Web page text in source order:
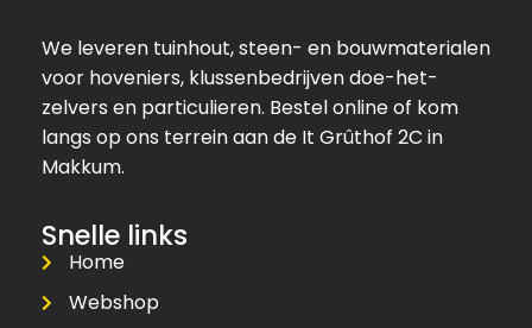
We leveren tuinhout, steen- en bouwmaterialen
voor hoveniers, klussenbedrijven doe-het-
zelvers en particulieren. Bestel online of kom
langs op ons terrein aan de It Grûthof 2C in
Makkum.
Snelle links
Home
Webshop